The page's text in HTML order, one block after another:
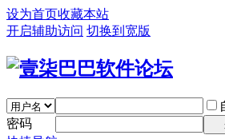
设为首页收藏本站
开启辅助访问 切换到宽版
密码